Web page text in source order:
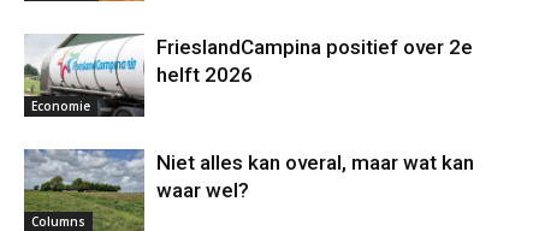
Economie
FrieslandCampina positief over 2e
helft 2026
Columns
Niet alles kan overal, maar wat kan
waar wel?